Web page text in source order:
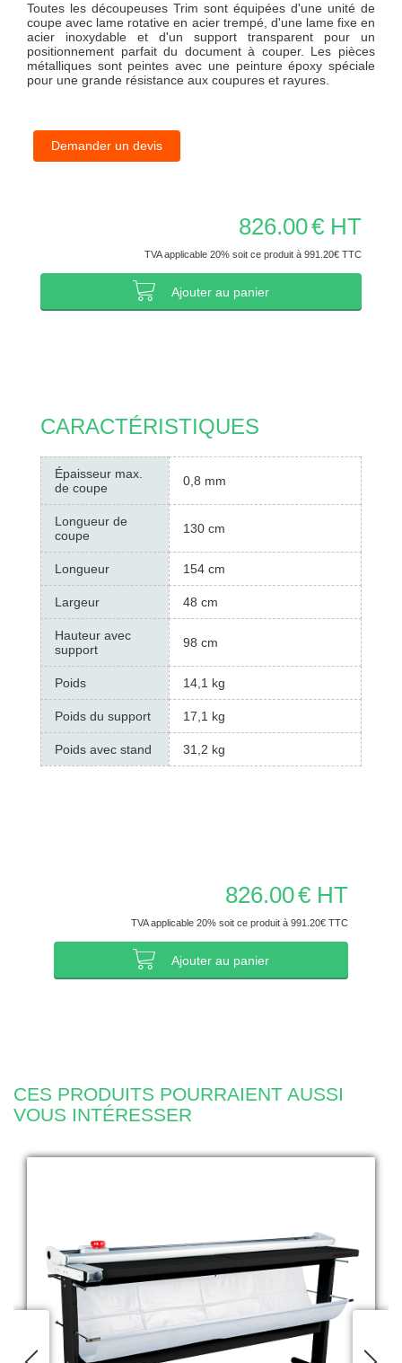
Toutes les découpeuses Trim sont équipées d'une unité de
coupe avec lame rotative en acier trempé, d'une lame fixe en
acier inoxydable et d'un support transparent pour un
positionnement parfait du document à couper. Les pièces
métalliques sont peintes avec une peinture époxy spéciale
pour une grande résistance aux coupures et rayures.
Demander un devis
826.00€ HT
TVA applicable 20% soit ce produit à 991.20€ TTC
Ajouter au panier
CARACTÉRISTIQUES
Épaisseur max.
de coupe
0,8 mm
Longueur de
coupe
130 cm
Longueur 154 cm
Largeur 48 cm
Hauteur avec
support
98 cm
Poids 14,1 kg
Poids du support 17,1 kg
Poids avec stand 31,2 kg
826.00€ HT
TVA applicable 20% soit ce produit à 991.20€ TTC
Ajouter au panier
CES PRODUITS POURRAIENT AUSSI
VOUS INTÉRESSER